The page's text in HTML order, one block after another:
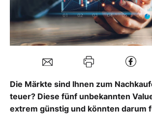
Mein Konto
Folgen Sie uns
Kontakt
Die Märkte sind Ihnen zum
teuer? Diese fünf unbekannten
extrem günstig und könnten darum